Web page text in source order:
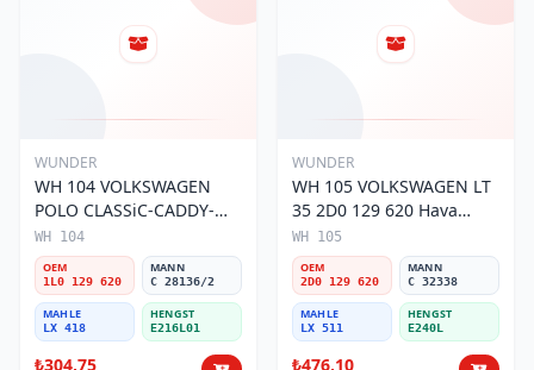
WUNDER
WH 104 VOLKSWAGEN
POLO CLASSiC-CADDY-
SEAT iBiZA 1L0 129 620
Hava Filtresi
WH 104
OEM
1L0 129 620
MANN
C 28136/2
MAHLE
LX 418
HENGST
E216L01
₺304,75
WUNDER
WH 105 VOLKSWAGEN LT
35 2D0 129 620 Hava
Filtresi
WH 105
OEM
2D0 129 620
MANN
C 32338
MAHLE
LX 511
HENGST
E240L
₺476,10